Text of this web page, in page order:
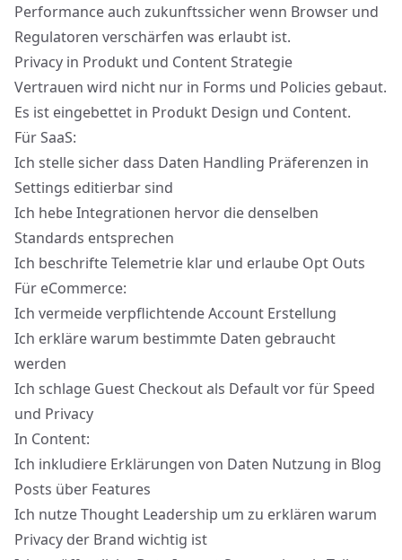
Performance auch zukunftssicher wenn Browser und
Regulatoren verschärfen was erlaubt ist.
Privacy in Produkt und Content Strategie
Vertrauen wird nicht nur in Forms und Policies gebaut.
Es ist eingebettet in Produkt Design und Content.
Für SaaS:
Ich stelle sicher dass Daten Handling Präferenzen in
Settings editierbar sind
Ich hebe Integrationen hervor die denselben
Standards entsprechen
Ich beschrifte Telemetrie klar und erlaube Opt Outs
Für eCommerce:
Ich vermeide verpflichtende Account Erstellung
Ich erkläre warum bestimmte Daten gebraucht
werden
Ich schlage Guest Checkout als Default vor für Speed
und Privacy
In Content:
Ich inkludiere Erklärungen von Daten Nutzung in Blog
Posts über Features
Ich nutze Thought Leadership um zu erklären warum
Privacy der Brand wichtig ist